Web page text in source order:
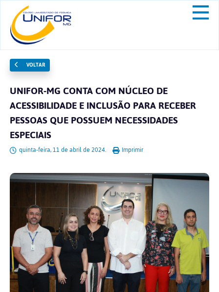
VOLTAR
UNIFOR-MG CONTA COM NÚCLEO DE
ACESSIBILIDADE E INCLUSÃO PARA RECEBER
PESSOAS QUE POSSUEM NECESSIDADES
ESPECIAIS
quinta-feira, 11 de abril de 2024. Imprimir